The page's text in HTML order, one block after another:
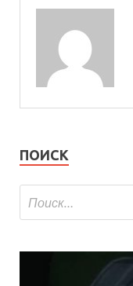
ПОИСК